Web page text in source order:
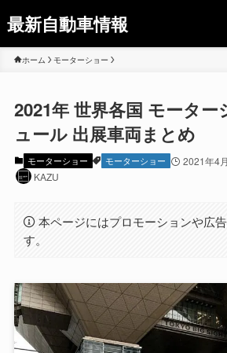
最新自動車情報
ホーム モーターショー
2021年 世界各国 モータ
ュール 出展車両まとめ
モーターショー モーターショー 2021年4
KAZU
本ページにはプロモーションや広
す。